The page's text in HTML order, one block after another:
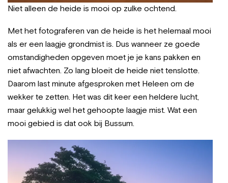
Niet alleen de heide is mooi op zulke ochtend.
Met het fotograferen van de heide is het helemaal mooi
als er een laagje grondmist is. Dus wanneer ze goede
omstandigheden opgeven moet je je kans pakken en
niet afwachten. Zo lang bloeit de heide niet tenslotte.
Daarom last minute afgesproken met Heleen om de
wekker te zetten. Het was dit keer een heldere lucht,
maar gelukkig wel het gehoopte laagje mist. Wat een
mooi gebied is dat ook bij Bussum.